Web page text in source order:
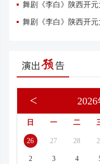
077 2018.02.09 民族歌
舞剧《李白》陕西开
舞剧《李白》陕西开
2026
<
日 一 二
26 27 28
2 3 4